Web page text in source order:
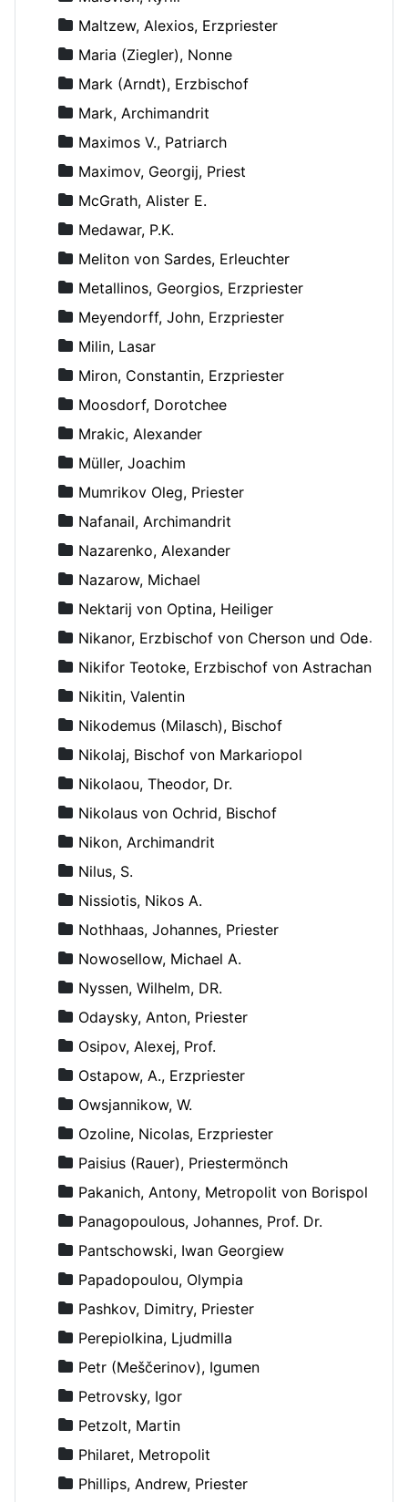
Maltzew, Alexios, Erzpriester
Maria (Ziegler), Nonne
Mark (Arndt), Erzbischof
Mark, Archimandrit
Maximos V., Patriarch
Maximov, Georgij, Priest
McGrath, Alister E.
Medawar, P.K.
Meliton von Sardes, Erleuchter
Metallinos, Georgios, Erzpriester
Meyendorff, John, Erzpriester
Milin, Lasar
Miron, Constantin, Erzpriester
Moosdorf, Dorotchee
Mrakic, Alexander
Müller, Joachim
Mumrikov Oleg, Priester
Nafanail, Archimandrit
Nazarenko, Alexander
Nazarow, Michael
Nektarij von Optina, Heiliger
Nikanor, Erzbischof von Cherson und Odessa
Nikifor Teotoke, Erzbischof von Astrachan
Nikitin, Valentin
Nikodemus (Milasch), Bischof
Nikolaj, Bischof von Markariopol
Nikolaou, Theodor, Dr.
Nikolaus von Ochrid, Bischof
Nikon, Archimandrit
Nilus, S.
Nissiotis, Nikos A.
Nothhaas, Johannes, Priester
Nowosellow, Michael A.
Nyssen, Wilhelm, DR.
Odaysky, Anton, Priester
Osipov, Alexej, Prof.
Ostapow, A., Erzpriester
Owsjannikow, W.
Ozoline, Nicolas, Erzpriester
Paisius (Rauer), Priestermönch
Pakanich, Antony, Metropolit von Borispol
Panagopoulous, Johannes, Prof. Dr.
Pantschowski, Iwan Georgiew
Papadopoulou, Olympia
Pashkov, Dimitry, Priester
Perepiolkina, Ljudmilla
Petr (Meščerinov), Igumen
Petrovsky, Igor
Petzolt, Martin
Philaret, Metropolit
Phillips, Andrew, Priester